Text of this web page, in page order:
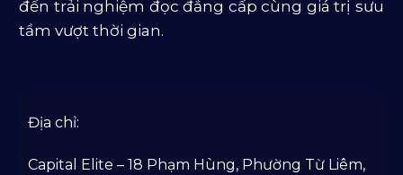
đến trải nghiệm đọc đẳng cấp cùng giá trị sưu
tầm vượt thời gian.
Địa chỉ:
Capital Elite – 18 Phạm Hùng, Phường Từ Liêm,